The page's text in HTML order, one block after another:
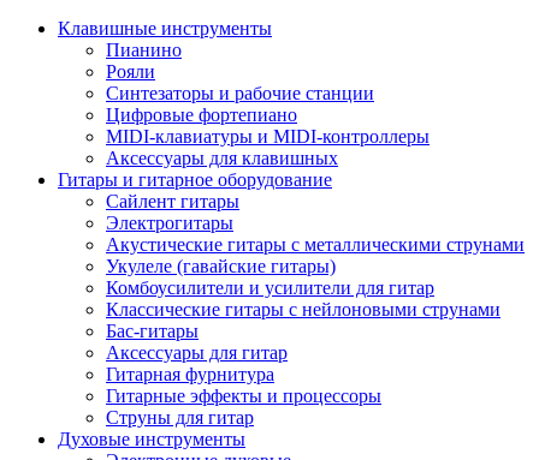
Клавишные инструменты
Пианино
Рояли
Синтезаторы и рабочие станции
Цифровые фортепиано
MIDI-клавиатуры и MIDI-контроллеры
Аксессуары для клавишных
Гитары и гитарное оборудование
Сайлент гитары
Электрогитары
Акустические гитары с металлическими струнами
Укулеле (гавайские гитары)
Комбоусилители и усилители для гитар
Классические гитары с нейлоновыми струнами
Бас-гитары
Аксессуары для гитар
Гитарная фурнитура
Гитарные эффекты и процессоры
Струны для гитар
Духовые инструменты